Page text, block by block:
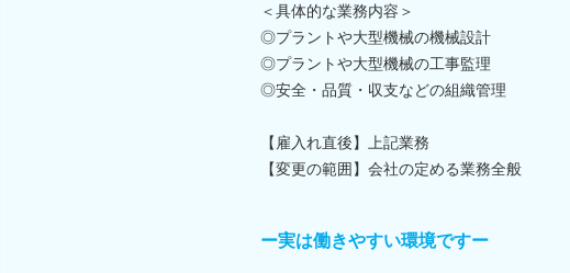
＜具体的な業務内容＞
◎プラントや大型機械の機械設計
◎プラントや大型機械の工事監理
◎安全・品質・収支などの組織管理
【雇入れ直後】上記業務
【変更の範囲】会社の定める業務全般
ー実は働きやすい環境ですー